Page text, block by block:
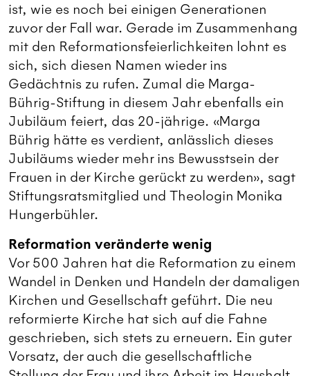
ist, wie es noch bei einigen Generationen
zuvor der Fall war. Gerade im Zusammenhang
mit den Reformationsfeierlichkeiten lohnt es
sich, sich diesen Namen wieder ins
Gedächtnis zu rufen. Zumal die Marga-
Bührig-Stiftung in diesem Jahr ebenfalls ein
Jubiläum feiert, das 20-jährige. «Marga
Bührig hätte es verdient, anlässlich dieses
Jubiläums wieder mehr ins Bewusstsein der
Frauen in der Kirche gerückt zu werden», sagt
Stiftungsratsmitglied und Theologin Monika
Hungerbühler.
Reformation veränderte wenig
Vor 500 Jahren hat die Reformation zu einem
Wandel in Denken und Handeln der damaligen
Kirchen und Gesellschaft geführt. Die neu
reformierte Kirche hat sich auf die Fahne
geschrieben, sich stets zu erneuern. Ein guter
Vorsatz, der auch die gesellschaftliche